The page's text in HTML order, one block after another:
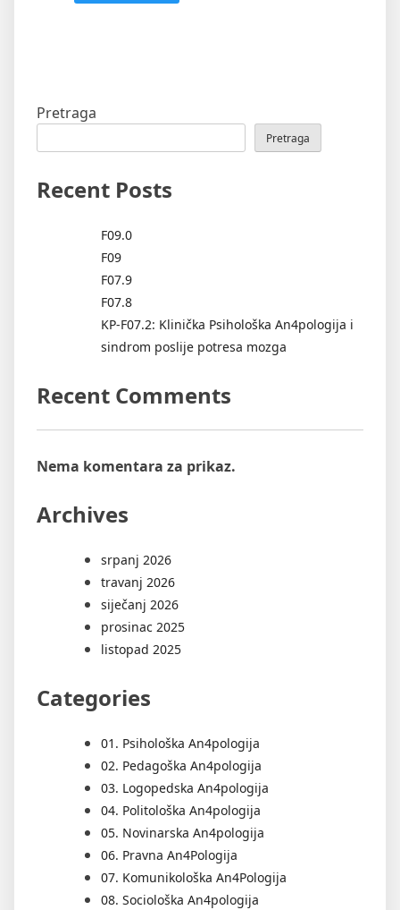
Pretraga
Pretraga
Recent Posts
F09.0
F09
F07.9
F07.8
KP-F07.2: Klinička Psihološka An4pologija i
sindrom poslije potresa mozga
Recent Comments
Nema komentara za prikaz.
Archives
srpanj 2026
travanj 2026
siječanj 2026
prosinac 2025
listopad 2025
Categories
01. Psihološka An4pologija
02. Pedagoška An4pologija
03. Logopedska An4pologija
04. Politološka An4pologija
05. Novinarska An4pologija
06. Pravna An4Pologija
07. Komunikološka An4Pologija
08. Sociološka An4pologija